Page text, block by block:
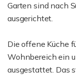
Garten sind nach
ausgerichtet.
Die offene Küche
Wohnbereich ein
ausgestattet. Das